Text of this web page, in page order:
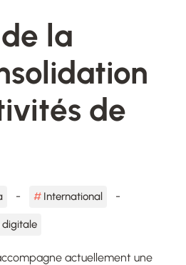
la
de
International
digitale
actuellement une